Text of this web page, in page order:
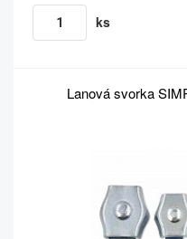
ks
Lanová svorka